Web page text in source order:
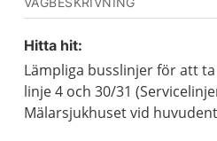
Hitta hit:
Lämpliga busslinjer för att
linje 4 och 30/31
Mälarsjukhuset vid